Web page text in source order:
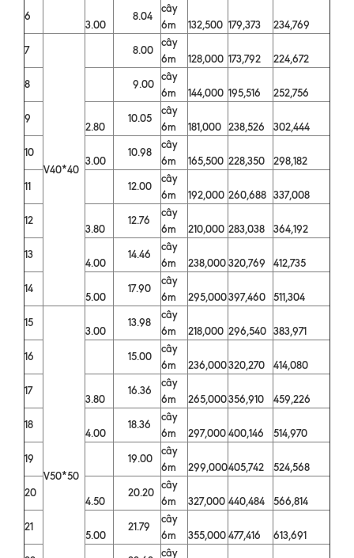
6
3.00
8.04
cây
6m
132,500 179,373
234,769
7
V40*40
8.00
cây
6m
128,000 173,792
224,672
8
9.00
cây
6m
144,000 195,516
252,756
9
2.80
10.05
cây
6m
181,000 238,526
302,444
10
3.00
10.98
cây
6m
165,500 228,350
298,182
11
12.00
cây
6m
192,000 260,688 337,008
12
3.80
12.76
cây
6m
210,000 283,038
364,192
13
4.00
14.46
cây
6m
238,000320,769
412,735
14
5.00
17.90
cây
6m
295,000397,460
511,304
15
V50*50
3.00
13.98
cây
6m
218,000 296,540 383,971
16
15.00
cây
6m
236,000320,270
414,080
17
3.80
16.36
cây
6m
265,000356,910
459,226
18
4.00
18.36
cây
6m
297,000400,146
514,970
19
19.00
cây
6m
299,000405,742
524,568
20
4.50
20.20
cây
6m
327,000 440,484
566,814
21
5.00
21.79
cây
6m
355,000477,416
613,691
cây